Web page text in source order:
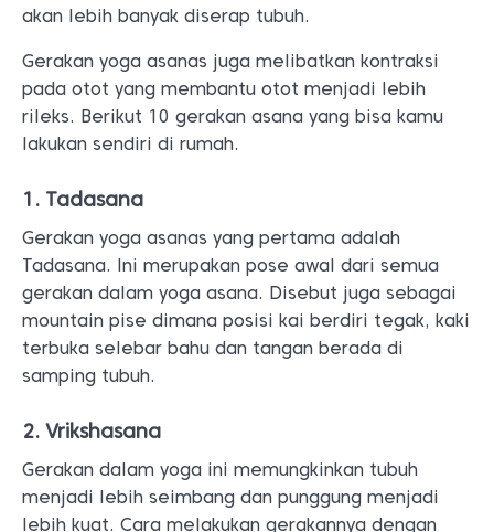
akan lebih banyak diserap tubuh.
Gerakan yoga asanas juga melibatkan kontraksi
pada otot yang membantu otot menjadi lebih
rileks. Berikut 10 gerakan asana yang bisa kamu
lakukan sendiri di rumah.
1. Tadasana
Gerakan yoga asanas yang pertama adalah
Tadasana. Ini merupakan pose awal dari semua
gerakan dalam yoga asana. Disebut juga sebagai
mountain pise dimana posisi kai berdiri tegak, kaki
terbuka selebar bahu dan tangan berada di
samping tubuh.
2. Vrikshasana
Gerakan dalam yoga ini memungkinkan tubuh
menjadi lebih seimbang dan punggung menjadi
lebih kuat. Cara melakukan gerakannya dengan